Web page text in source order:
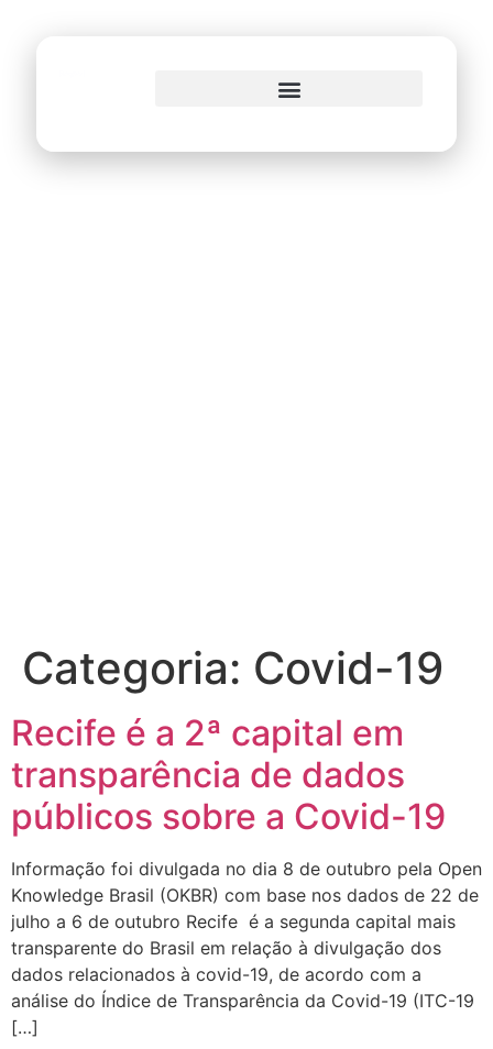
Categoria: Covid-19
Recife é a 2ª capital em
transparência de dados
públicos sobre a Covid-19
Informação foi divulgada no dia 8 de outubro pela Open
Knowledge Brasil (OKBR) com base nos dados de 22 de
julho a 6 de outubro Recife é a segunda capital mais
transparente do Brasil em relação à divulgação dos
dados relacionados à covid-19, de acordo com a
análise do Índice de Transparência da Covid-19 (ITC-19
[…]